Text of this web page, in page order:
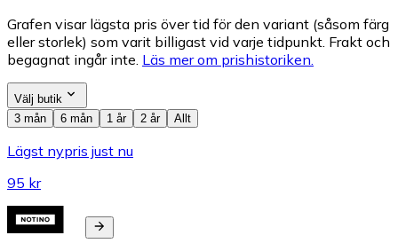
Grafen visar lägsta pris över tid för den variant (såsom färg
eller storlek) som varit billigast vid varje tidpunkt. Frakt och
begagnat ingår inte. Läs mer om prishistoriken.
Välj butik
3 mån
6 mån 1 år 2 år Allt
Lägst nypris just nu
95 kr